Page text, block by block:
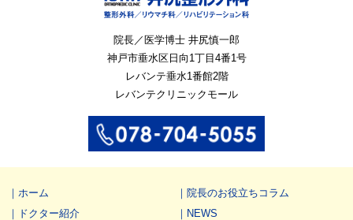
院長／医学博士 井尻慎一郎
神戸市垂水区日向1丁目4番1号
レバンテ垂水1番館2階
レバンテクリニックモール
ホーム
ドクター紹介
院長のお役立ちコラム
NEWS